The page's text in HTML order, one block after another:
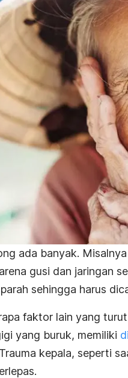
ada banyak.
gusi dan jaringan
sehingga harus
faktor lain yang
yang buruk, memiliki
kepala, seperti